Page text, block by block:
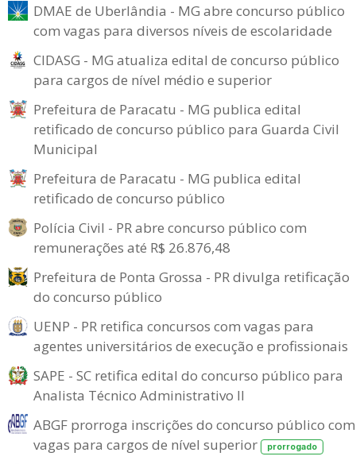
DMAE de Uberlândia - MG abre concurso público
com vagas para diversos níveis de escolaridade
CIDASG - MG atualiza edital de concurso público
para cargos de nível médio e superior
Prefeitura de Paracatu - MG publica edital
retificado de concurso público para Guarda Civil
Municipal
Prefeitura de Paracatu - MG publica edital
retificado de concurso público
Polícia Civil - PR abre concurso público com
remunerações até R$ 26.876,48
Prefeitura de Ponta Grossa - PR divulga retificação
do concurso público
UENP - PR retifica concursos com vagas para
agentes universitários de execução e profissionais
SAPE - SC retifica edital do concurso público para
Analista Técnico Administrativo II
ABGF prorroga inscrições do concurso público com
vagas para cargos de nível superior
prorrogado